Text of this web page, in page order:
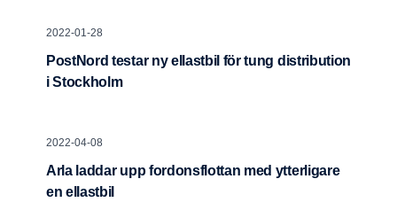
2022-01-28
PostNord testar ny ellastbil för tung distribution
i Stockholm
2022-04-08
Arla laddar upp fordonsflottan med ytterligare
en ellastbil